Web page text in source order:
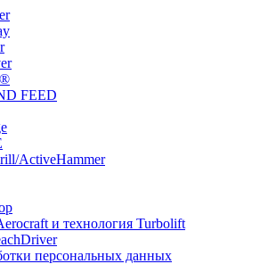
FEED
ActiveHammer
и технология Turbolift
персональных данных